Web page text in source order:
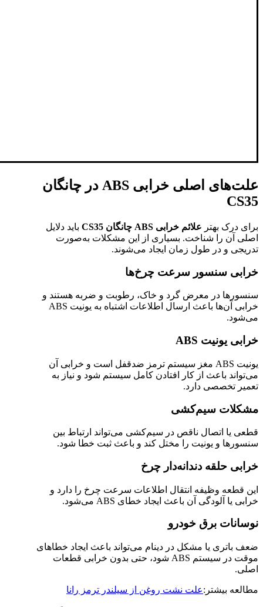
علت‌های اصلی خرابی ABS در چانگان
CS35
برای درک بهتر علائم خرابی ABS چانگان CS35
باید دلایل
اصلی آن را شناخت. بسیاری از این مشکلات به‌صورت
تدریجی و در طول زمان ایجاد می‌شوند.
خرابی سنسور سرعت چرخ‌ها
سنسورها در معرض گرد و خاک، رطوبت و ضربه هستند و
خرابی آن‌ها باعث ارسال اطلاعات اشتباه به یونیت ABS
می‌شود.
خرابی یونیت ABS
یونیت ABS مغز سیستم ترمز ضدقفل است و خرابی آن
می‌تواند باعث از کار افتادن کامل سیستم شود و نیاز به
تعمیر تخصصی دارد.
مشکلات سیم‌کشی
قطعی یا اتصال ناقص در سیم‌کشی می‌تواند ارتباط بین
سنسورها و یونیت را مختل کند و باعث ثبت خطا شود.
خرابی حلقه دندانه‌دار چرخ
این قطعه وظیفه انتقال اطلاعات سرعت چرخ را دارد و
خرابی یا آلودگی آن باعث ایجاد خطای ABS می‌شود.
نوسانات برق خودرو
ضعف باتری یا مشکل در دینام می‌تواند باعث ایجاد خطاهای
موقت در سیستم ABS شود، حتی بدون خرابی قطعات
اصلی.
مطالعه بیشتر:علت نشت روغن از سیلندر ترمز رانا